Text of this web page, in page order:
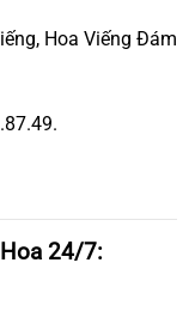
Hoa Viếng Đám
24/7: